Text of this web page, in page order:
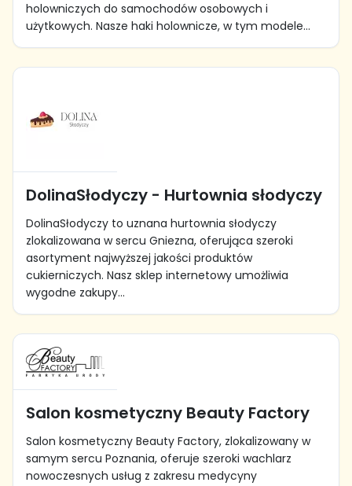
holowniczych do samochodów osobowych i
użytkowych. Nasze haki holownicze, w tym modele...
DolinaSłodyczy - Hurtownia słodyczy
DolinaSłodyczy to uznana hurtownia słodyczy
zlokalizowana w sercu Gniezna, oferująca szeroki
asortyment najwyższej jakości produktów
cukierniczych. Nasz sklep internetowy umożliwia
wygodne zakupy...
Salon kosmetyczny Beauty Factory
Salon kosmetyczny Beauty Factory, zlokalizowany w
samym sercu Poznania, oferuje szeroki wachlarz
nowoczesnych usług z zakresu medycyny